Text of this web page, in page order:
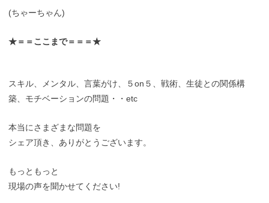
(ちゃーちゃん)
★＝＝ここまで＝＝＝★
スキル、メンタル、言葉がけ、５on５、戦術、生徒との関係構
築、モチベーションの問題・・etc
本当にさまざまな問題を
シェア頂き、ありがとうございます。
もっともっと
現場の声を聞かせてください!